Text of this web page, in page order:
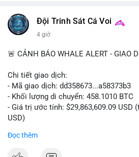
Đội Trinh Sát Cá Voi
4 giờ
🚨 CẢNH BÁO WHALE ALERT - GIAO
Chi tiết giao dịch:
- Mã giao dịch: dd358673...a58373b3
- Khối lượng di chuyển: 458.1010 BTC
- Giá trị ước tính: $29,863,609.09 USD
USD)
Đọc thêm